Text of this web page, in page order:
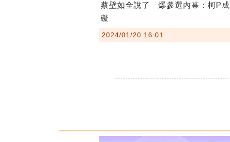
蔡壁如全說了 爆參選內幕：柯P
礙
2024/01/20 16:01